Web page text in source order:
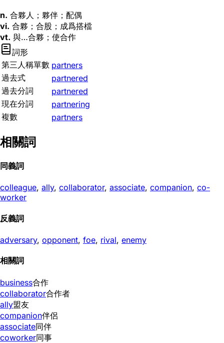
n. 合夥人；夥伴；配偶
vi. 合夥；合股；成爲搭檔
vt. 與…合夥；使合作
詞形
第三人稱單數 partners
過去式
partnered
過去分詞
partnered
現在分詞
partnering
複數
partners
相關詞
同義詞
colleague, ally, collaborator, associate, companion, co-
worker
反義詞
adversary, opponent, foe, rival, enemy
相關詞
business合作
collaborator合作者
ally盟友
companion伴侶
associate同伴
coworker同事